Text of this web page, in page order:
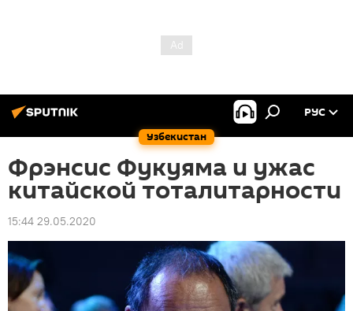
Узбекистан
РУС
Фрэнсис Фукуяма и ужас
китайской тоталитарности
15:44 29.05.2020